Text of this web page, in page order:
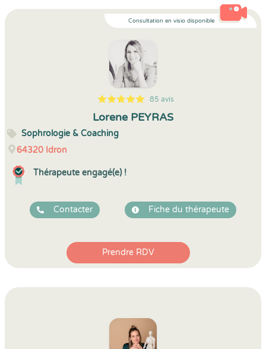
Consultation en visio disponible
5
1
5
85 85 avis
Lorene PEYRAS
Sophrologie & Coaching
64320 Idron
Thérapeute engagé(e) !
Contacter Fiche du thérapeute
Prendre RDV